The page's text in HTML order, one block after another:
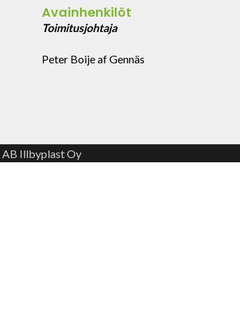
Avainhenkilöt
Toimitusjohtaja
Peter Boije af Gennäs
AB Illbyplast Oy